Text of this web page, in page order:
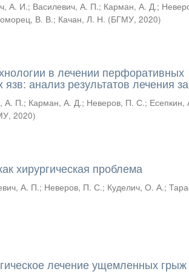
А. И.; Василевич, А. П.; Карман, А. Д.;
В. В.; Качан, Л. Н. (БГМУ,2020)
в лечении перфоративных
анализ результатов лечения
А. П.; Карман, А. Д.; Неверов, П. С.; Есепкин,
,2020)
хирургическая проблема
А. П.; Неверов, П. С.; Куделич, О. А.;
лечение ущемленных